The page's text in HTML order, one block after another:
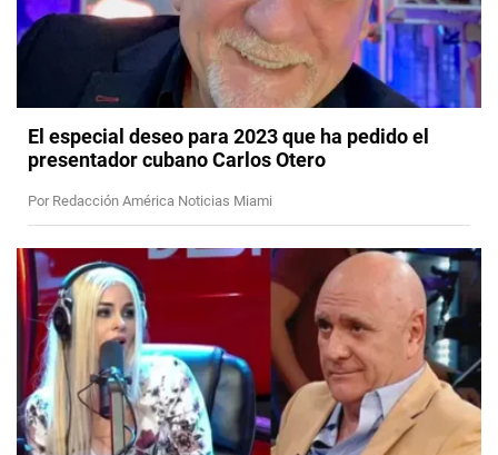
El especial deseo para 2023 que ha pedido el
presentador cubano Carlos Otero
Por Redacción América Noticias Miami